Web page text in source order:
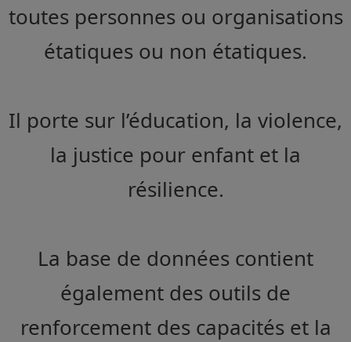
toutes personnes ou organisations
étatiques ou non étatiques.
Il porte sur l’éducation, la violence,
la justice pour enfant et la
résilience.
La base de données contient
également des outils de
renforcement des capacités et la